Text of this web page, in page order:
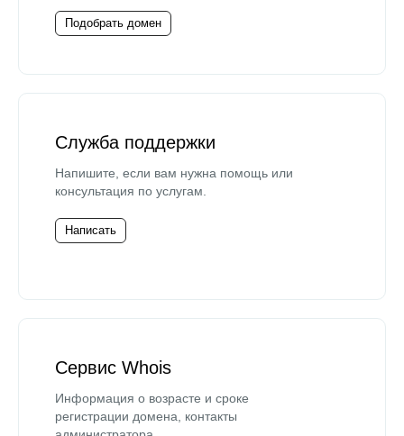
Подобрать домен
Служба поддержки
Напишите, если вам нужна помощь или
консультация по услугам.
Написать
Сервис Whois
Информация о возрасте и сроке
регистрации домена, контакты